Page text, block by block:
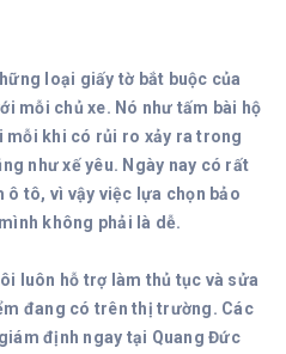
loại giấy tờ bắt buộc của
mỗi chủ xe. Nó như tấm bài hộ
mỗi khi có rủi ro xảy ra trong
như xế yêu. Ngày nay có rất
tô, vì vậy việc lựa chọn bảo
không phải là dễ.
luôn hỗ trợ làm thủ tục và sửa
đang có trên thị trường. Các
định ngay tại Quang Đức